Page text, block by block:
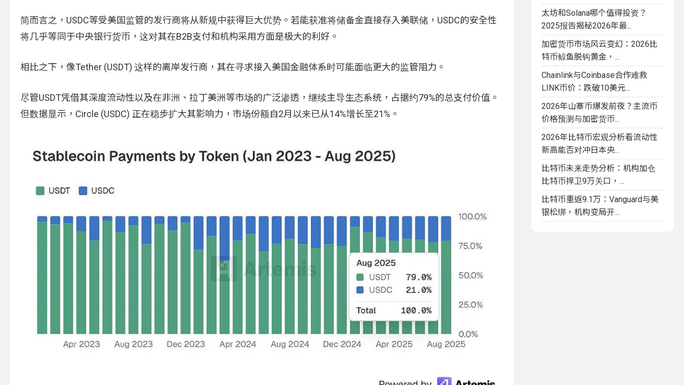
简而言之，USDC等受美国监管的发行商将从新规中获得巨大优势。若能获准将储备金直接存入美联储，USDC的安全性
将几乎等同于中央银行货币，这对其在B2B支付和机构采用方面是极大的利好。
相比之下，像Tether (USDT) 这样的离岸发行商，其在寻求接入美国金融体系时可能面临更大的监管阻力。
尽管USDT凭借其深度流动性以及在非洲、拉丁美洲等市场的广泛渗透，继续主导生态系统，占据约79%的总支付价值。
但数据显示，Circle (USDC) 正在稳步扩大其影响力，市场份额自2月以来已从14%增长至21%。
太坊和Solana哪个值得投资？
2025报告揭秘2026年最...
加密货币市场风云变幻：2026比
特币鲸鱼脱钩黄金，...
Chainlink与Coinbase合作难救
LINK币价：跌破10美元...
2026年山寨币爆发前夜？主流币
价格预测与加密货币...
2026年比特币宏观分析看流动性
新高能否对冲日本央...
比特币未来走势分析：机构加仓
比特币捍卫9万关口，...
比特币重返9.1万：Vanguard与美
银松绑，机构变局开...